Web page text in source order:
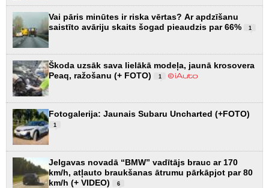
Vai pāris minūtes ir riska vērtas? Ar apdzīšanu
saistīto avāriju skaits šogad pieaudzis par 66%
1
Škoda uzsāk sava lielākā modeļa, jaunā krosovera
Peaq, ražošanu (+ FOTO)
1
Fotogalerija: Jaunais Subaru Uncharted (+FOTO)
1
Jelgavas novadā “BMW” vadītājs brauc ar 170
km/h, atļauto braukšanas ātrumu pārkāpjot par 80
km/h (+ VIDEO)
6